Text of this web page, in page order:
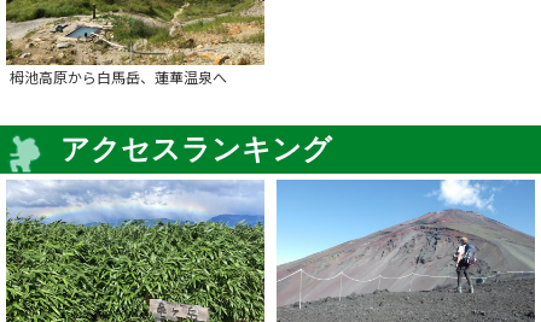
栂池高原から白馬岳、蓮華温泉へ
アクセスランキング